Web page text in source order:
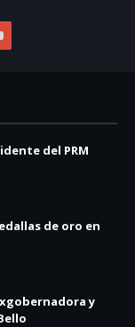
del PRM
de oro en
y